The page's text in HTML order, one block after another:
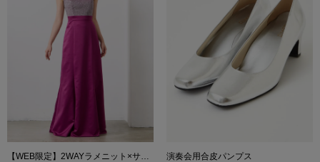
演奏会用合皮パンプス